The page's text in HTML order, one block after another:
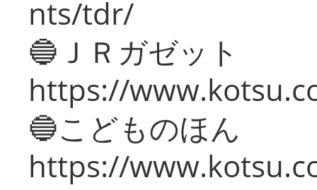
nts/tdr/
🔵ＪＲガゼット
https://
🔵こどものほん
https://